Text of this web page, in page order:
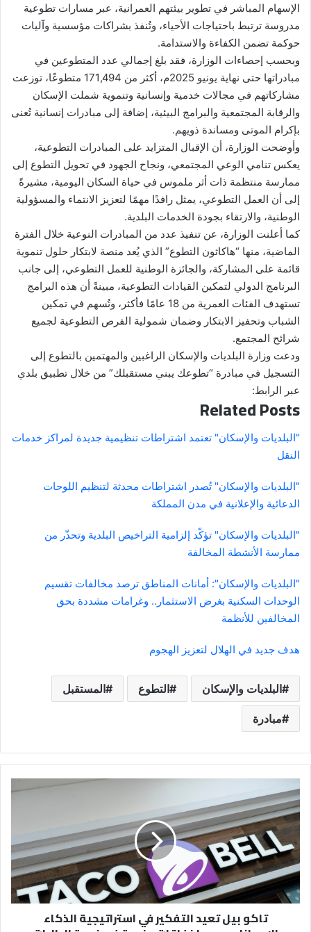
الإسهام المباشر في تطوير بيئتهم العمرانية، عبر مسارات تطوعية
مدروسة ترتبط باحتياجات الأحياء، وتُنفذ بشراكات مؤسسية وآليات
حوكمة تضمن الكفاءة والاستدامة.
وبحسب إحصاءات الوزارة، فقد بلغ إجمالي عدد المتطوعين في
مبادراتها حتى نهاية يونيو 2025م، أكثر من 171,494 متطوعًا، توزعت
مشاركاتهم في مجالات خدمية وإنسانية وتنموية شملت الإسكان
والرقابة المجتمعية والبرامج البيئية، إضافة إلى مبادرات إنسانية تُعنى
بإكرام الموتى ومساندة ذويهم.
وأوضحت الوزارة، أن الإقبال المتزايد على المبادرات التطوعية،
يعكس تنامي الوعي المجتمعي، ونجاح الجهود في تحويل التطوع إلى
ممارسة منتظمة ذات أثر ملموس في حياة السكان اليومية، مشيرةً
إلى أن العمل التطوعي، يمثل رافدًا مهمًا لتعزيز الانتماء والمسؤولية
الوطنية، والارتقاء بجودة الخدمات البلدية.
كما أعلنت الوزارة، عن تنفيذ عدد من المبادرات النوعية خلال الفترة
الماضية، منها “هاكاثون التطوع” الذي يُعد منصة لابتكار حلول تنموية
قائمة على المشاركة، والجائزة الوطنية للعمل التطوعي، إلى جانب
البرنامج الدولي لتمكين القيادات التطوعية، مبينةً أن هذه البرامج
تستهدف الفئات العمرية من 18 عامًا فأكثر، وتُسهم في تمكين
الشباب وتحفيز الابتكار وضمان شمولية الفرص التطوعية لجميع
شرائح المجتمع.
ودعت وزارة البلديات والإسكان الراغبين والمهتمين بالتطوع إلى
التسجيل في مبادرة “تطوعك يبني مستقبلك” من خلال تطبيق بلدي
عبر الرابط:
Related Posts
"البلديات والإسكان" تعتمد اشتراطات تنظيمية جديدة لمراكز خدمات
النقل
"البلديات والإسكان" تُصدر اشتراطات محدثة لتنظيم اللوحات
الدعائية والإعلانية في مدن المملكة
"البلديات والإسكان" تؤكّد إلزامية التراخيص البلدية وتحذّر من
ممارسة الأنشطة المخالفة
"البلديات والإسكان": أمانات المناطق ترصد مخالفات تقسيم
الوحدات السكنية بغرض الاستثمار.. وغرامات مشددة بحق
المخالفين للأنظمة
هدف جديد في الهلال لتعزيز الهجوم
البلديات والإسكان التطوع المستقبل
مبادرة
بيل
تعيد
التفكير
في
استراتيجية
الذكاء
الاصطناعي
بعد
تاكو بيل تعيد التفكير في استراتيجية الذكاء